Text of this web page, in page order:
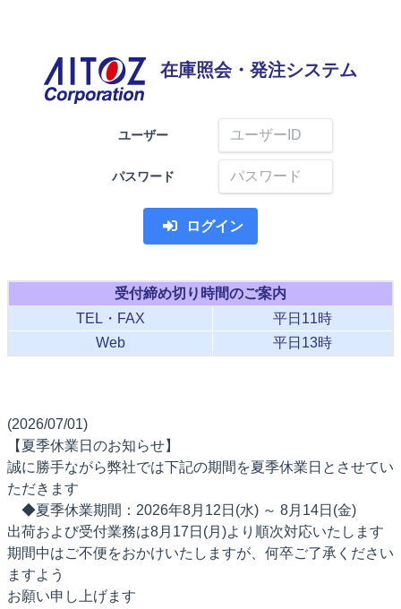
在庫照会・発注システム
ユーザー
パスワード
ログイン
受付締め切り時間のご案内
TEL・FAX
平日11時
Web
平日13時
(2026/07/01)
【夏季休業日のお知らせ】
誠に勝手ながら弊社では下記の期間を夏季休業日とさせてい
ただきます
◆夏季休業期間：2026年8月12日(水) ～ 8月14日(金)
出荷および受付業務は8月17日(月)より順次対応いたします
期間中はご不便をおかけいたしますが、何卒ご了承ください
ますよう
お願い申し上げます